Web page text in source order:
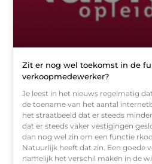
Zit er nog wel toekomst in de
verkoopmedewerker?
Je leest in het nieuws regelmatig
de toename van het aantal
het straatbeeld dat er steeds
dat er steeds vaker vestigingen
dan nog wel zin om een functie
Natuurlijk heeft dat zin. Een goede
namelijk het verschil maken in de